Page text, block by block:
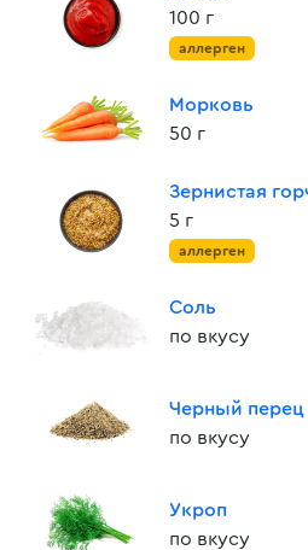
100 г
аллерген
Морковь
50 г
Зернистая
5 г
аллерген
Соль
по вкусу
Черный
по вкусу
Укроп
по вкусу